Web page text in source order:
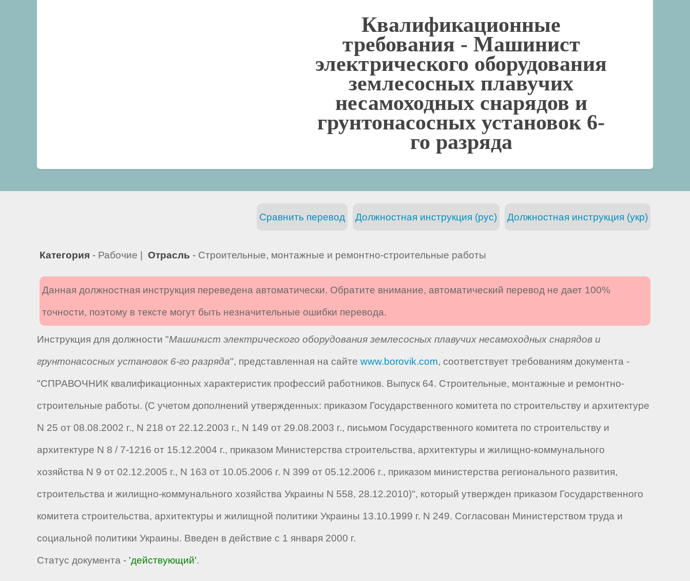
Квалификационные
требования - Машинист
электрического оборудования
землесосных плавучих
несамоходных снарядов и
грунтонасосных установок 6-
го разряда
Должностная инструкция (укр)
Должностная инструкция (рус)
Сравнить перевод
Категория - Рабочие | Отрасль - Строительные, монтажные и ремонтно-строительные работы
Данная должностная инструкция переведена автоматически. Обратите внимание, автоматический перевод не дает 100%
точности, поэтому в тексте могут быть незначительные ошибки перевода.
Инструкция для должности "Машинист электрического оборудования землесосных плавучих несамоходных снарядов и
грунтонасосных установок 6-го разряда", представленная на сайте www.borovik.com, соответствует требованиям документа -
"СПРАВОЧНИК квалификационных характеристик профессий работников. Выпуск 64. Строительные, монтажные и ремонтно-
строительные работы. (С учетом дополнений утвержденных: приказом Государственного комитета по строительству и архитектуре
N 25 от 08.08.2002 г., N 218 от 22.12.2003 г., N 149 от 29.08.2003 г., письмом Государственного комитета по строительству и
архитектуре N 8 / 7-1216 от 15.12.2004 г., приказом Министерства строительства, архитектуры и жилищно-коммунального
хозяйства N 9 от 02.12.2005 г., N 163 от 10.05.2006 г. N 399 от 05.12.2006 г., приказом министерства регионального развития,
строительства и жилищно-коммунального хозяйства Украины N 558, 28.12.2010)", который утвержден приказом Государственного
комитета строительства, архитектуры и жилищной политики Украины 13.10.1999 г. N 249. Согласован Министерством труда и
социальной политики Украины. Введен в действие с 1 января 2000 г.
Статус документа - 'действующий'.